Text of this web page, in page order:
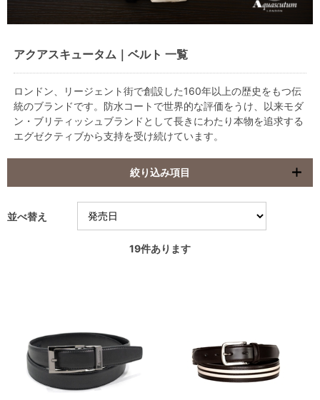
アクアスキュータム｜ベルト 一覧
ロンドン、リージェント街で創設した160年以上の歴史をもつ伝
統のブランドです。防水コートで世界的な評価をうけ、以来モダ
ン・ブリティッシュブランドとして長きにわたり本物を追求する
エグゼクティブから支持を受け続けています。
絞り込み項目
並べ替え
19件あります